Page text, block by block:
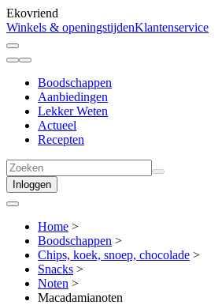
Ekovriend
Winkels & openingstijdenKlantenservice
Boodschappen
Aanbiedingen
Lekker Weten
Actueel
Recepten
Inloggen
Home >
Boodschappen >
Chips, koek, snoep, chocolade >
Snacks >
Noten >
Macadamianoten